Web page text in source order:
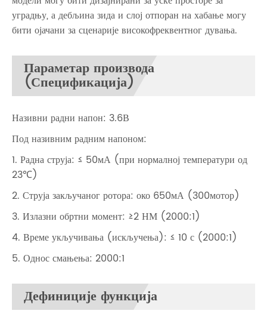
уградњу, а дебљина зида и слој отпоран на хабање могу
бити ојачани за сценарије високофреквентног дувања.
Параметар производа
(Спецификација)
Називни радни напон: 3.6В
Под називним радним напоном:
1. Радна струја: ≤ 50мА (при нормалној температури од
23℃)
2. Струја закључаног ротора: око 650мА (300мотор)
3. Излазни обртни момент: ≥2 НМ (2000:1)
4. Време укључивања (искључења): ≤ 10 с (2000:1)
5. Однос смањења: 2000:1
Дефиниције функција